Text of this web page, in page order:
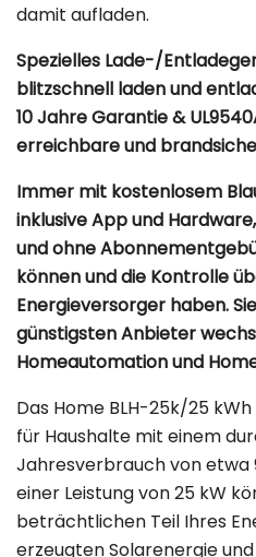
damit aufladen.
Spezielles Lade-/
blitzschnell laden und
10 Jahre Garantie &
erreichbare und
Immer mit kostenlosem
inklusive App und
und ohne
können und die Kontrolle
Energieversorger haben.
günstigsten Anbieter
Homeautomation und
Das Home BLH-25k/25
für Haushalte mit einem
Jahresverbrauch von etwa
einer Leistung von 25 kW
beträchtlichen Teil Ihres
erzeugten Solarenergie